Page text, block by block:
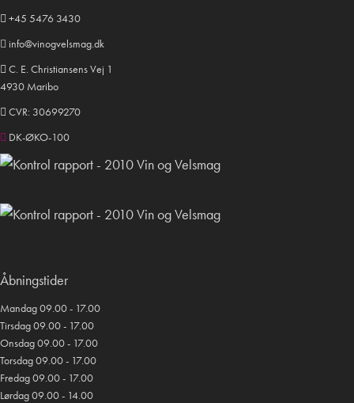
+45 5476 3430
info@vinogvelsmag.dk
C. E. Christiansens Vej 1
4930 Maribo
CVR: 30699270
DK-ØKO-100
Åbningstider
Mandag 09.00 - 17.00
Tirsdag 09.00 - 17.00
Onsdag 09.00 - 17.00
Torsdag 09.00 - 17.00
Fredag 09.00 - 17.00
Lørdag 09.00 - 14.00